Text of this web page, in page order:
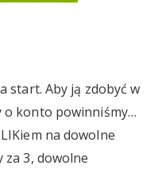
start. Aby ją zdobyć w
o konto powinniśmy…
na dowolne
za 3, dowolne